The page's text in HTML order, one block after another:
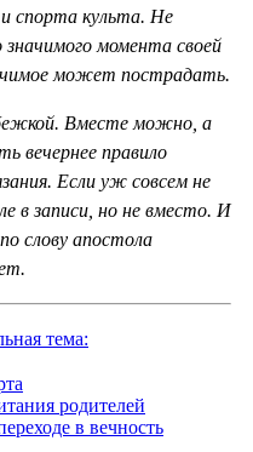
спорта культа. Не
значимого момента своей
может пострадать.
Вместе можно, а
вечернее правило
Если уж совсем не
в записи, но не вместо. И
слову апостола
тема:
родителей
в вечность